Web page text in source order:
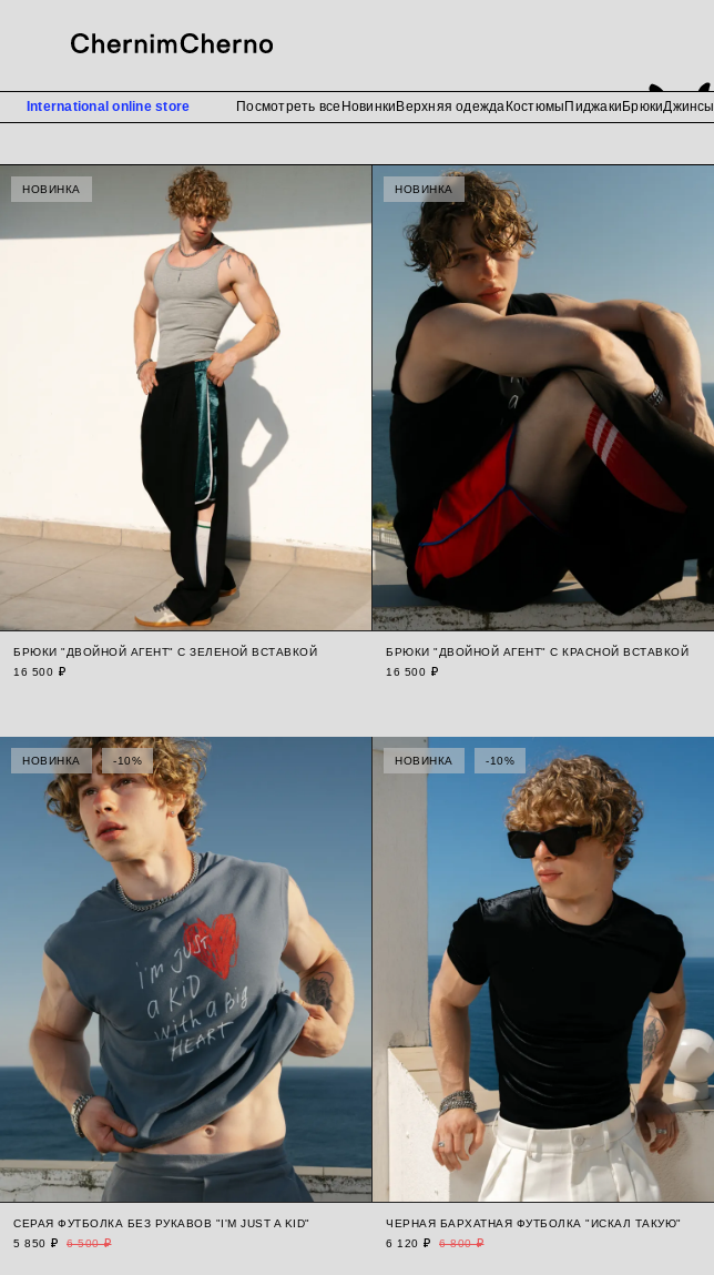
International online store Посмотреть все Новинки Верхняя одежда Костюмы Пиджаки БрюкиДжинсы
НОВИНКИ
НОВИНКА
БРЮКИ "ДВОЙНОЙ АГЕНТ" С ЗЕЛЕНОЙ ВСТАВКОЙ
16 500 ₽
НОВИНКА
БРЮКИ "ДВОЙНОЙ АГЕНТ" С КРАСНОЙ ВСТАВКОЙ
16 500 ₽
НОВИНКА -10%
СЕРАЯ ФУТБОЛКА БЕЗ РУКАВОВ "I'M JUST A KID"
5 850 ₽
6 500 ₽
НОВИНКА -10%
ЧЕРНАЯ БАРХАТНАЯ ФУТБОЛКА "ИСКАЛ ТАКУЮ"
6 120 ₽
6 800 ₽